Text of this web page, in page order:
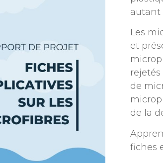
autant
Les
et
de
de la
fiches